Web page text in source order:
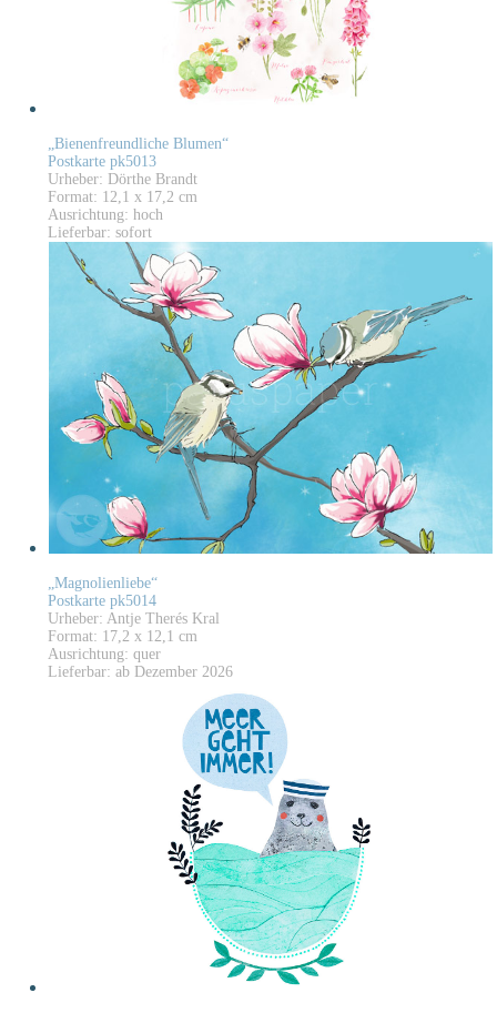
„Bienenfreundliche Blumen“
Postkarte pk5013
Urheber: Dörthe Brandt
Format: 12,1 x 17,2 cm
Ausrichtung: hoch
Lieferbar: sofort
„Magnolienliebe“
Postkarte pk5014
Urheber: Antje Therés Kral
Format: 17,2 x 12,1 cm
Ausrichtung: quer
Lieferbar: ab Dezember 2026